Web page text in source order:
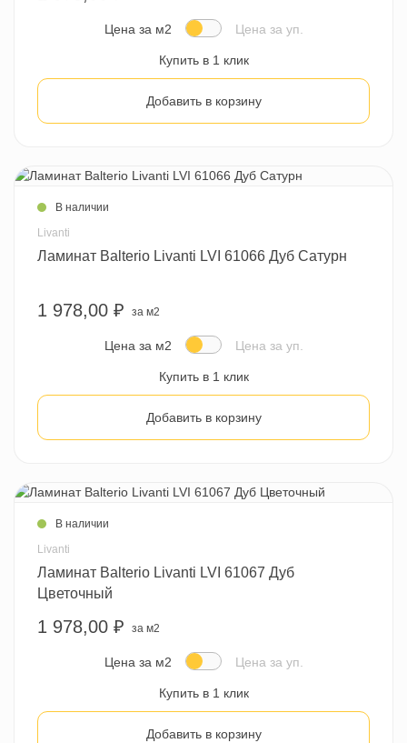
Цена за м2 Цена за уп.
Купить в 1 клик
Добавить в корзину
В наличии
Livanti
Ламинат Balterio Livanti LVI 61066 Дуб Сатурн
1 978,00 ₽ за м2
Цена за м2 Цена за уп.
Купить в 1 клик
Добавить в корзину
В наличии
Livanti
Ламинат Balterio Livanti LVI 61067 Дуб
Цветочный
1 978,00 ₽ за м2
Цена за м2 Цена за уп.
Купить в 1 клик
Добавить в корзину